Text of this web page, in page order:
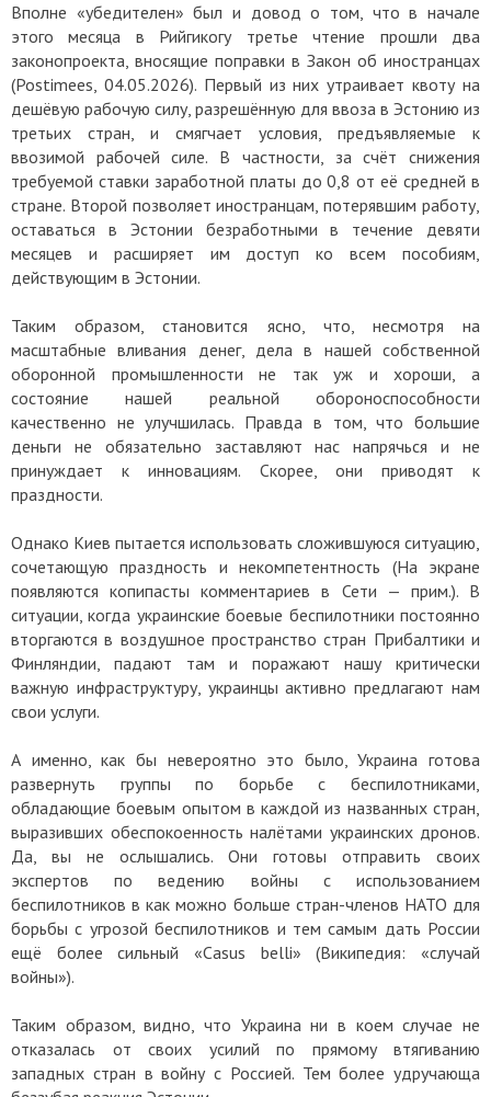
Вполне «убедителен» был и довод о том, что в начале
этого месяца в Рийгикогу третье чтение прошли два
законопроекта, вносящие поправки в Закон об иностранцах
(Postimees, 04.05.2026). Первый из них утраивает квоту на
дешёвую рабочую силу, разрешённую для ввоза в Эстонию из
третьих стран, и смягчает условия, предъявляемые к
ввозимой рабочей силе. В частности, за счёт снижения
требуемой ставки заработной платы до 0,8 от её средней в
стране. Второй позволяет иностранцам, потерявшим работу,
оставаться в Эстонии безработными в течение девяти
месяцев и расширяет им доступ ко всем пособиям,
действующим в Эстонии.
Таким образом, становится ясно, что, несмотря на
масштабные вливания денег, дела в нашей собственной
оборонной промышленности не так уж и хороши, а
состояние нашей реальной обороноспособности
качественно не улучшилась. Правда в том, что большие
деньги не обязательно заставляют нас напрячься и не
принуждает к инновациям. Скорее, они приводят к
праздности.
Однако Киев пытается использовать сложившуюся ситуацию,
сочетающую праздность и некомпетентность (На экране
появляются копипасты комментариев в Сети — прим.). В
ситуации, когда украинские боевые беспилотники постоянно
вторгаются в воздушное пространство стран Прибалтики и
Финляндии, падают там и поражают нашу критически
важную инфраструктуру, украинцы активно предлагают нам
свои услуги.
А именно, как бы невероятно это было, Украина готова
развернуть группы по борьбе с беспилотниками,
обладающие боевым опытом в каждой из названных стран,
выразивших обеспокоенность налётами украинских дронов.
Да, вы не ослышались. Они готовы отправить своих
экспертов по ведению войны с использованием
беспилотников в как можно больше стран-членов НАТО для
борьбы с угрозой беспилотников и тем самым дать России
ещё более сильный «Casus belli» (Википедия: «случай
войны»).
Таким образом, видно, что Украина ни в коем случае не
отказалась от своих усилий по прямому втягиванию
западных стран в войну с Россией. Тем более удручающа